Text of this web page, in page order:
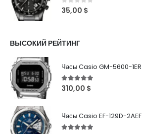
0out of 5
35,00 $
ВЫСОКИЙ РЕЙТИНГ
Часы Casio GM-5600-1ER
5out of 5
310,00 $
Часы Casio EF-129D-2AEF